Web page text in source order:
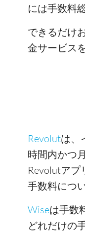
には手数料
できるだけ
金サービス
Revolutは、
時間内かつ
Revolutアプ
手数料につ
Wiseは手数
どれだけの